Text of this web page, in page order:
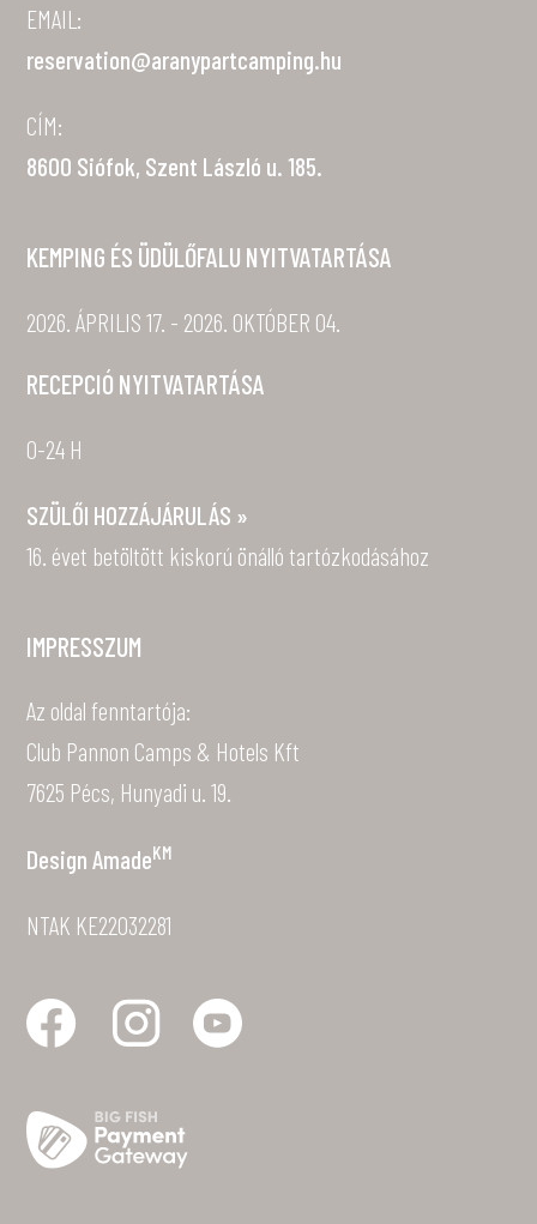
EMAIL:
reservation@aranypartcamping.hu
CÍM:
8600 Siófok, Szent László u. 185.
KEMPING ÉS ÜDÜLŐFALU NYITVATARTÁSA
2026. ÁPRILIS 17. - 2026. OKTÓBER 04.
RECEPCIÓ NYITVATARTÁSA
0-24 H
SZÜLŐI HOZZÁJÁRULÁS »
16. évet betöltött kiskorú önálló tartózkodásához
IMPRESSZUM
Az oldal fenntartója:
Club Pannon Camps & Hotels Kft
7625 Pécs, Hunyadi u. 19.
Design AmadeKM
NTAK KE22032281